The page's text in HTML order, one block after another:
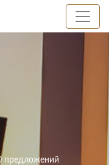
предложений